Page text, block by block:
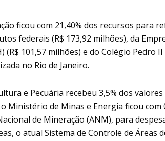
ficou com 21,40% dos recursos para
federais (R$ 173,92 milhões), da
(R$ 101,57 milhões) e do Colégio Pedro
no Rio de Janeiro.
e Pecuária recebeu 3,5% dos
Ministério de Minas e Energia ficou com
de Mineração (ANM), para
o atual Sistema de Controle de Áreas